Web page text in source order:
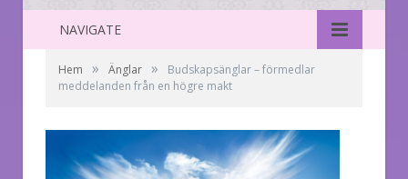
NAVIGATE
Hem » Änglar »
Budskapsänglar – förmedlar
meddelanden från en högre makt